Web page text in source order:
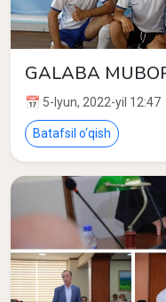
GALABA
📅 5-Iyun, 2022-yil 12:47
Batafsil o‘qish